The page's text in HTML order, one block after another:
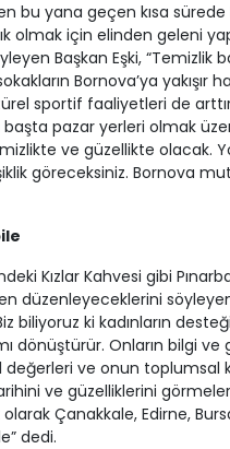
bu yana geçen kısa sürede
olmak için elinden geleni
Başkan Eşki, “Temizlik
Bornova’ya yakışır
sportif faaliyetleri de
başta pazar yerleri olmak
ve güzellikte olacak.
göreceksiniz. Bornova
Kızlar Kahvesi gibi
düzenleyeceklerini
biliyoruz ki kadınların
dönüştürür. Onların bilgi
ve onun toplumsal
ve güzelliklerini
olarak Çanakkale, Edirne,
dedi.